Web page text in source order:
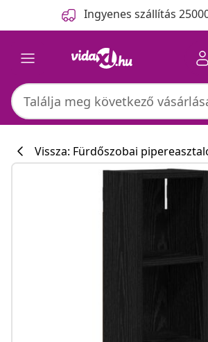
Ingyenes szállítás
Vissza: Fürdőszobai